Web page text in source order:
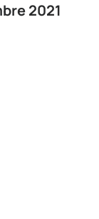
2021